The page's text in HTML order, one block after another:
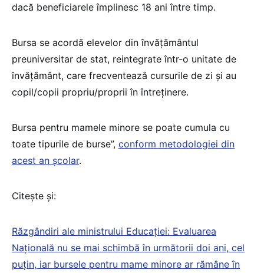
dacă beneficiarele împlinesc 18 ani între timp.
Bursa se acordă elevelor din învățământul
preuniversitar de stat, reintegrate într-o unitate de
învățământ, care frecventează cursurile de zi și au
copil/copii propriu/proprii în întreținere.
Bursa pentru mamele minore se poate cumula cu
toate tipurile de burse”, conform metodologiei din
acest an școlar.
Citește și:
Răzgândiri ale ministrului Educației: Evaluarea
Națională nu se mai schimbă în următorii doi ani, cel
puțin, iar bursele pentru mame minore ar rămâne în